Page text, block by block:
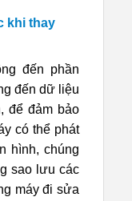
khi thay
đến phần
đến dữ liệu
để đảm bảo
có thể phát
hình, chúng
sao lưu các
máy đi sửa